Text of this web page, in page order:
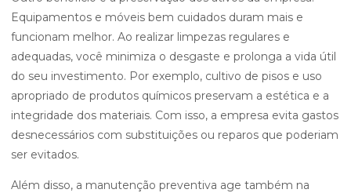
Equipamentos e móveis bem cuidados duram mais e
funcionam melhor. Ao realizar limpezas regulares e
adequadas, você minimiza o desgaste e prolonga a vida útil
do seu investimento. Por exemplo, cultivo de pisos e uso
apropriado de produtos químicos preservam a estética e a
integridade dos materiais. Com isso, a empresa evita gastos
desnecessários com substituições ou reparos que poderiam
ser evitados.
Além disso, a manutenção preventiva age também na